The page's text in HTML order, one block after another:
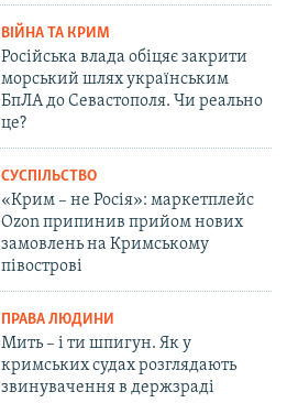
ВІЙНА ТА КРИМ
Російська влада обіцяє закрити
морський шлях українським
БпЛА до Севастополя. Чи реально
це?
СУСПІЛЬСТВО
«Крим – не Росія»: маркетплейс
Ozon припинив прийом нових
замовлень на Кримському
півострові
ПРАВА ЛЮДИНИ
Мить – і ти шпигун. Як у
кримських судах розглядають
звинувачення в держзраді